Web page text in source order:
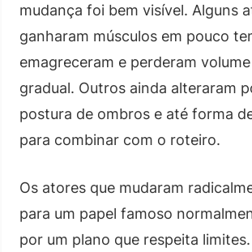
mudança foi bem visível. Alguns
ganharam músculos em pouco
emagreceram e perderam
gradual. Outros ainda alteraram
postura de ombros e até forma
para combinar com o roteiro.
Os atores que mudaram
para um papel famoso
por um plano que respeita